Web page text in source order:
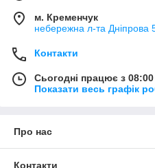
м. Кременчук
небережна л-та Дніпрова
Контакти
Сьогодні працює з
Показати весь графік
Про нас
Контакти